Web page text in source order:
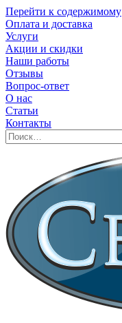
Перейти к содержимому
Оплата и доставка
Услуги
Акции и скидки
Наши работы
Отзывы
Вопрос-ответ
О нас
Статьи
Контакты